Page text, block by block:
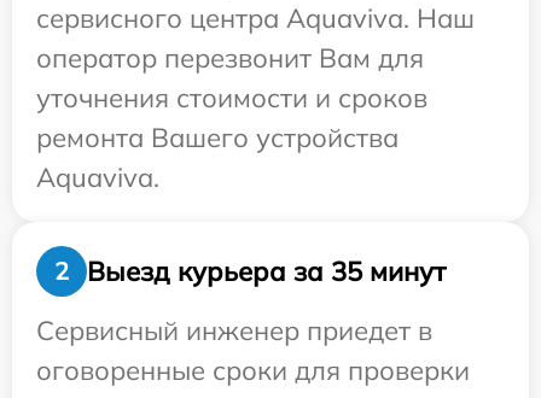
сервисного центра Aquaviva. Наш
оператор перезвонит Вам для
уточнения стоимости и сроков
ремонта Вашего устройства
Aquaviva.
2
Выезд курьера за 35 минут
Сервисный инженер приедет в
оговоренные сроки для проверки